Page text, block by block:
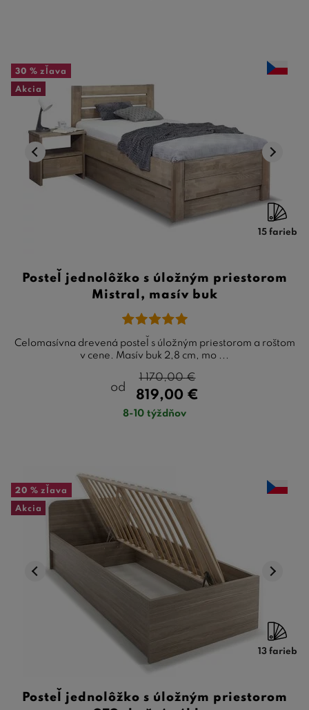
30 % zľava
Akcia
15 farieb
Posteľ jednolôžko s úložným priestorom
Mistral, masív buk
Celomasívna drevená posteľ s úložným priestorom a roštom
v cene. Masív buk 2,8 cm, mo ...
od
819,00 €
1 170,00€
8-10 týždňov
20 % zľava
Akcia
13 farieb
Posteľ jednolôžko s úložným priestorom